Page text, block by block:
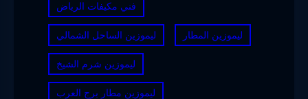
فني مكيفات الرياض
ليموزين الساحل الشمالي ليموزين المطار
ليموزين شرم الشيخ
ليموزين مطار برج العرب